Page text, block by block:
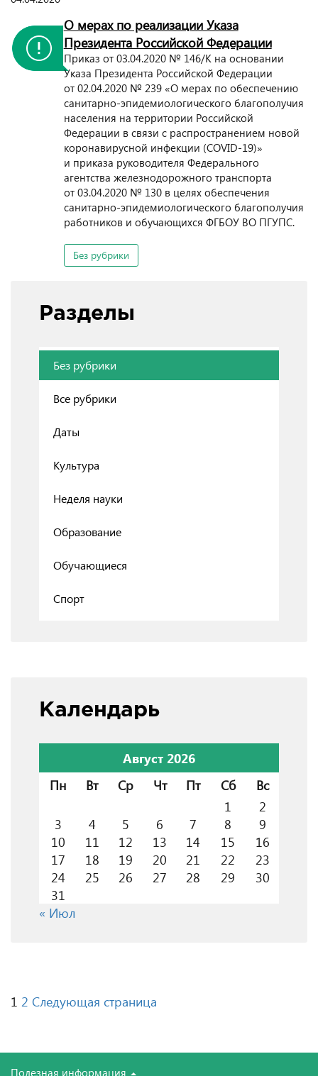
О мерах по реализации Указа
Президента Российской Федерации
Приказ от 03.04.2020 № 146/К на основании
Указа Президента Российской Федерации
от 02.04.2020 № 239 «О мерах по обеспечению
санитарно-эпидемиологического благополучия
населения на территории Российской
Федерации в связи с распространением новой
коронавирусной инфекции (COVID-19)»
и приказа руководителя Федерального
агентства железнодорожного транспорта
от 03.04.2020 № 130 в целях обеспечения
санитарно-эпидемиологического благополучия
работников и обучающихся ФГБОУ ВО ПГУПС.
Без рубрики
Разделы
Без рубрики
Все рубрики
Даты
Культура
Неделя науки
Образование
Обучающиеся
Спорт
Календарь
Август 2026
Пн
Вт Ср Чт Пт Сб
Вс
1
2
3
4 5 6 7 8
9
10
11 12 13 14 15
16
17
18 19 20 21 22
23
24
25 26 27 28 29
30
31
« Июл
Пагинация
1 2 Следующая страница
Полезная информация